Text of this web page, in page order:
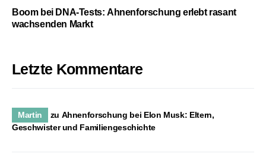
Boom bei DNA-Tests: Ahnenforschung erlebt rasant
wachsenden Markt
Letzte Kommentare
Martin zu Ahnenforschung bei Elon Musk: Eltern,
Geschwister und Familiengeschichte